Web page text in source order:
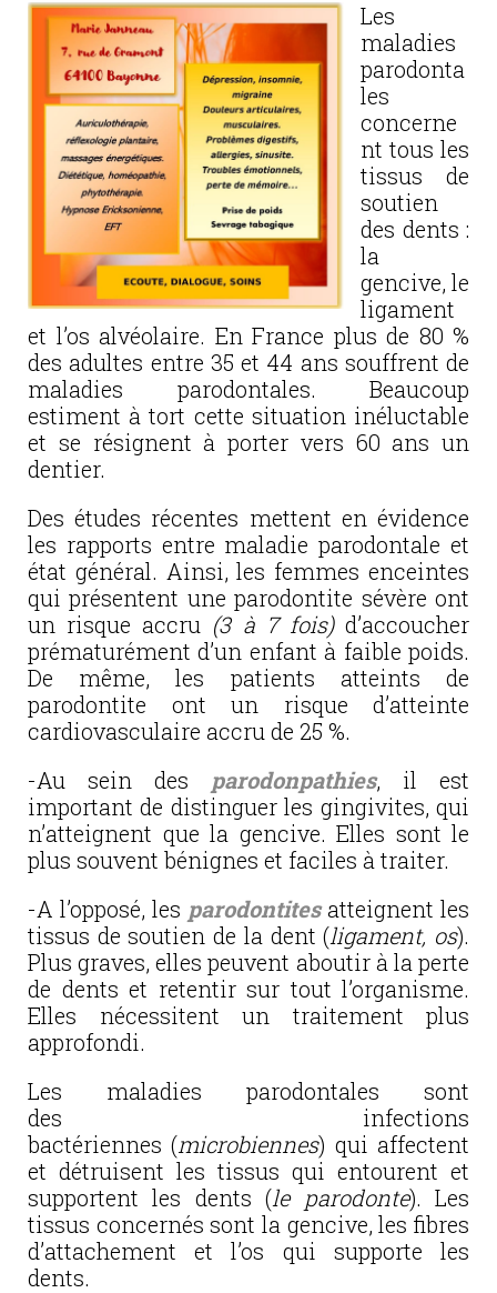
Les
maladies
parodonta
les
concerne
nt tous les
tissus de
soutien
des dents :
la
gencive, le
ligament
et l’os alvéolaire. En France plus de 80 %
des adultes entre 35 et 44 ans souffrent de
maladies parodontales. Beaucoup
estiment à tort cette situation inéluctable
et se résignent à porter vers 60 ans un
dentier.
Des études récentes mettent en évidence
les rapports entre maladie parodontale et
état général. Ainsi, les femmes enceintes
qui présentent une parodontite sévère ont
un risque accru (3 à 7 fois)d’accoucher
prématurément d’un enfant à faible poids.
De même, les patients atteints de
parodontite ont un risque d’atteinte
cardiovasculaire accru de 25 %.
-Au sein des parodonpathies, il est
important de distinguer les gingivites, qui
n’atteignent que la gencive. Elles sont le
plus souvent bénignes et faciles à traiter.
-A l’opposé, les parodontitesatteignent les
tissus de soutien de la dent (ligament, os).
Plus graves, elles peuvent aboutir à la perte
de dents et retentir sur tout l’organisme.
Elles nécessitent un traitement plus
approfondi.
Les maladies parodontales sont
des infections
bactériennes (microbiennes) qui affectent
et détruisent les tissus qui entourent et
supportent les dents (le parodonte). Les
tissus concernés sont la gencive, les fibres
d’attachement et l’os qui supporte les
dents.